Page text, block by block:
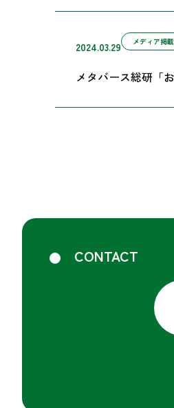
2024.03.29 メディア掲載
メタバース総研「
CONTACT